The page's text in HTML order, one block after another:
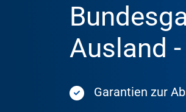
Ausland
Garantien zur